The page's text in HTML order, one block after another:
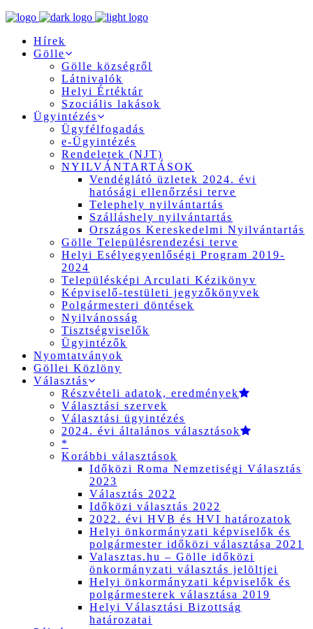
Hírek
Gölle
Gölle községről
Látnivalók
Helyi Értéktár
Szociális lakások
Ügyintézés
Ügyfélfogadás
e-Ügyintézés
Rendeletek (NJT)
NYILVÁNTARTÁSOK
Vendéglátó üzletek 2024. évi
hatósági ellenőrzési terve
Telephely nyilvántartás
Szálláshely nyilvántartás
Országos Kereskedelmi Nyilvántartás
Gölle Településrendezési terve
Helyi Esélyegyenlőségi Program 2019-
2024
Településképi Arculati Kézikönyv
Képviselő-testületi jegyzőkönyvek
Polgármesteri döntések
Nyilvánosság
Tisztségviselők
Ügyintézők
Nyomtatványok
Göllei Közlöny
Választás
Részvételi adatok, eredmények
Választási szervek
Választási ügyintézés
2024. évi általános választások
*
Korábbi választások
Időközi Roma Nemzetiségi Választás
2023
Választás 2022
Időközi választás 2022
2022. évi HVB és HVI határozatok
Helyi önkormányzati képviselők és
polgármester időközi választása 2021
Valasztas.hu – Gölle időközi
önkormányzati választás jelöltjei
Helyi önkormányzati képviselők és
polgármesterek választása 2019
Helyi Választási Bizottság
határozatai